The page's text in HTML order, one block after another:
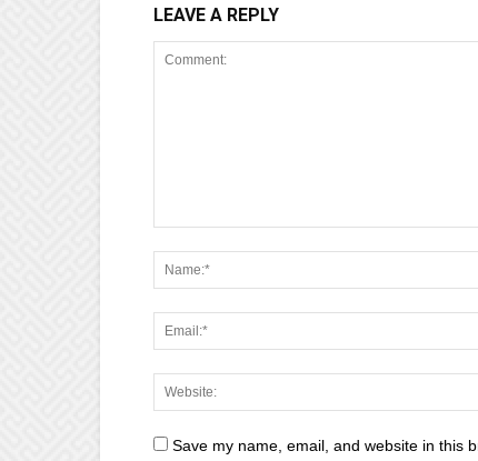
LEAVE A REPLY
Save my name, email, and website in this